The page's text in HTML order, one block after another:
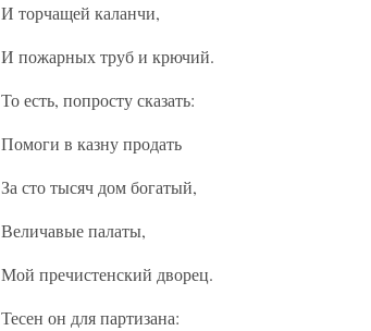
И торчащей каланчи,
И пожарных труб и крючий.
То есть, попросту сказать:
Помоги в казну продать
За сто тысяч дом богатый,
Величавые палаты,
Мой пречистенский дворец.
Тесен он для партизана: